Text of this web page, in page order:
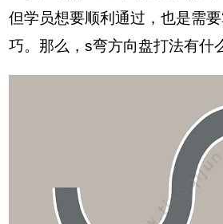
但学员想要顺利通过，也是需
巧。那么，s弯方向盘打法有什